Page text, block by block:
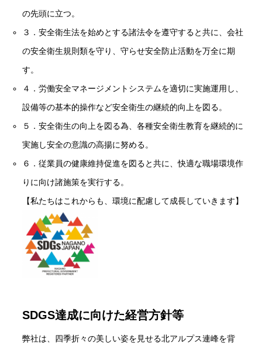
の先頭に立つ。
３．安全衛生法を始めとする諸法令を遵守すると共に、会社
の安全衛生規則類を守り、守らせ安全防止活動を万全に期
す。
４．労働安全マネージメントシステムを適切に実施運用し、
設備等の基本的操作など安全衛生の継続的向上を図る。
５．安全衛生の向上を図る為、各種安全衛生教育を継続的に
実施し安全の意識の高揚に努める。
６．従業員の健康維持促進を図ると共に、快適な職場環境作
りに向け諸施策を実行する。
【私たちはこれからも、環境に配慮して成長していきます】
SDGS達成に向けた経営方針等
弊社は、四季折々の美しい姿を見せる北アルプス連峰を背